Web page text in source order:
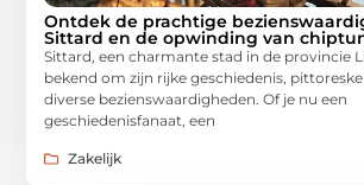
Ontdek de prachtige
Sittard en de opwinding van
Sittard, een charmante stad in de provincie
bekend om zijn rijke geschiedenis,
diverse bezienswaardigheden. Of je nu een
geschiedenisfanaat, een
Zakelijk